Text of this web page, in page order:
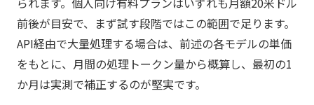
前後が目安で、まず試す段階ではこの範囲で足ります。
API経由で大量処理する場合は、前述の各モデルの単価
をもとに、月間の処理トークン量から概算し、最初の1
か月は実測で補正するのが堅実です。